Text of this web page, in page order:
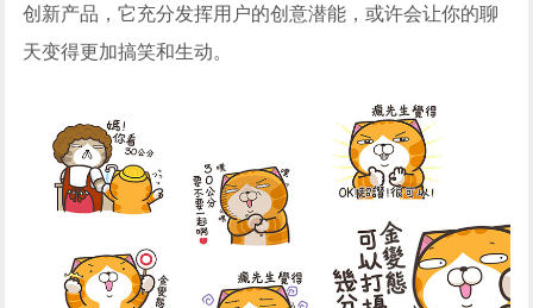
创新产品，它充分发挥用户的创意潜能，或许会让你的聊
天变得更加搞笑和生动。